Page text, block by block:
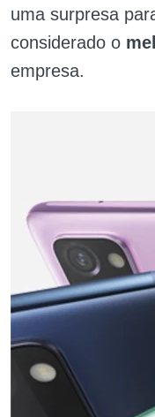
uma surpresa
considerado o
empresa.